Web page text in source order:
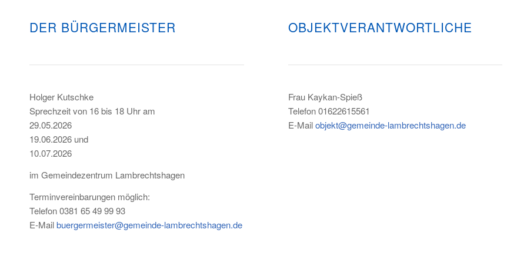
DER BÜRGERMEISTER
Holger Kutschke
Sprechzeit von 16 bis 18 Uhr am
29.05.2026
19.06.2026 und
10.07.2026
im Gemeindezentrum Lambrechtshagen
Terminvereinbarungen möglich:
Telefon 0381 65 49 99 93
E-Mailbuergermeister@gemeinde-lambrechtshagen.de
OBJEKTVERANTWORTLICHE
Frau Kaykan-Spieß
Telefon 01622615561
E-Mailobjekt@gemeinde-lambrechtshagen.de